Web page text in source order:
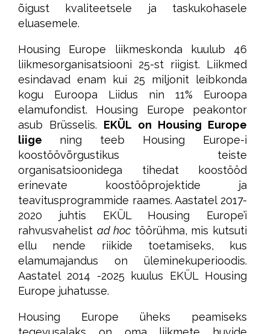
õigust kvaliteetsele ja taskukohasele
eluasemele.
Housing Europe liikmeskonda kuulub 46
liikmesorganisatsiooni 25-st riigist. Liikmed
esindavad enam kui 25 miljonit leibkonda
kogu Euroopa Liidus nin 11% Euroopa
elamufondist. Housing Europe peakontor
asub Brüsselis. EKÜL on Housing Europe
liige ning teeb Housing Europe-i
koostöövõrgustikus teiste
organisatsioonidega tihedat koostööd
erinevate koostööprojektide ja
teavitusprogrammide raames. Aastatel 2017-
2020 juhtis EKÜL Housing Europe’i
rahvusvahelist ad hoc töörühma, mis kutsuti
ellu nende riikide toetamiseks, kus
elamumajandus on üleminekuperioodis.
Aastatel 2014 -2025 kuulus EKÜL Housing
Europe juhatusse.
Housing Europe üheks peamiseks